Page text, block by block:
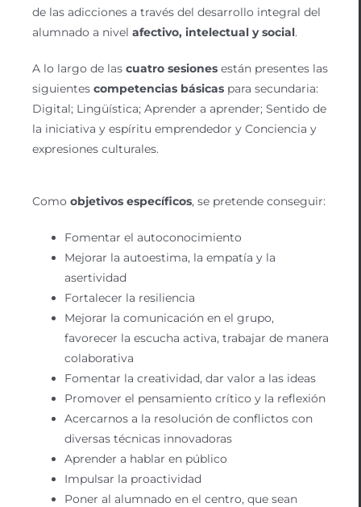
de las adicciones a través del desarrollo integral del
alumnado a nivel afectivo, intelectual y social.
A lo largo de las cuatro sesiones están presentes las
siguientes competencias básicas para secundaria:
Digital; Lingüística; Aprender a aprender; Sentido de
la iniciativa y espíritu emprendedor y Conciencia y
expresiones culturales.
Como objetivos específicos, se pretende conseguir:
Fomentar el autoconocimiento
Mejorar la autoestima, la empatía y la
asertividad
Fortalecer la resiliencia
Mejorar la comunicación en el grupo,
favorecer la escucha activa, trabajar de manera
colaborativa
Fomentar la creatividad, dar valor a las ideas
Promover el pensamiento crítico y la reflexión
Acercarnos a la resolución de conflictos con
diversas técnicas innovadoras
Aprender a hablar en público
Impulsar la proactividad
Poner al alumnado en el centro, que sean